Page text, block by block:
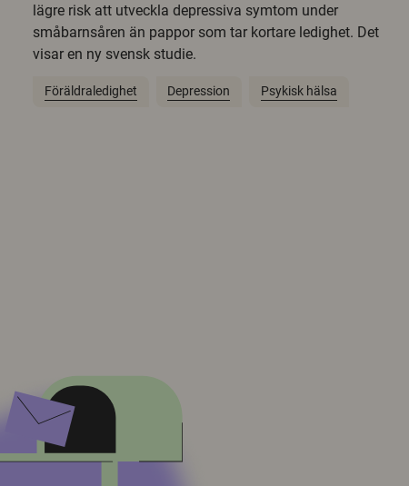
lägre risk att utveckla depressiva symtom under
småbarnsåren än pappor som tar kortare ledighet. Det
visar en ny svensk studie.
Föräldraledighet Depression Psykisk hälsa